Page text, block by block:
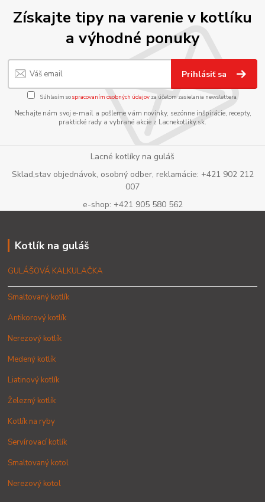
Získajte tipy na varenie v kotlíku
a výhodné ponuky
Prihlásiť sa
Súhlasím sospracovaním osobných údajov za účelom zasielania newslettera.
Nechajte nám svoj e-mail a pošleme vám novinky, sezónne inšpirácie, recepty,
praktické rady a vybrané akcie z Lacnekotliky.sk.
Lacné kotlíky na guláš
Sklad,stav objednávok, osobný odber, reklamácie: +421 902 212
007
e-shop: +421 905 580 562
Kotlík na guláš
GULÁŠOVÁ KALKULAČKA
Smaltovaný kotlík
Antikorový kotlík
Nerezový kotlík
Medený kotlík
Liatinový kotlík
Železný kotlík
Kotlík na ryby
Servírovací kotlík
Smaltovaný kotol
Nerezový kotol